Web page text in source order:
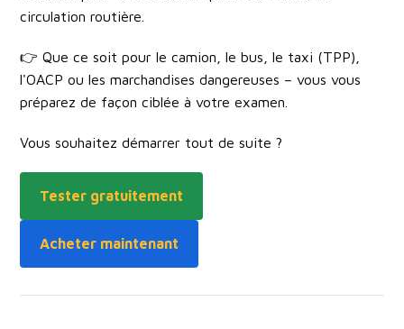
circulation routière.
👉 Que ce soit pour le camion, le bus, le taxi (TPP),
l'OACP ou les marchandises dangereuses – vous vous
préparez de façon ciblée à votre examen.
Vous souhaitez démarrer tout de suite ?
Tester gratuitement
Acheter maintenant